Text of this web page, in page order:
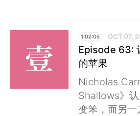
1:02:05 OCT 07,
Episode 63:
的苹果
Nicholas
Shallows》
变笨，而另